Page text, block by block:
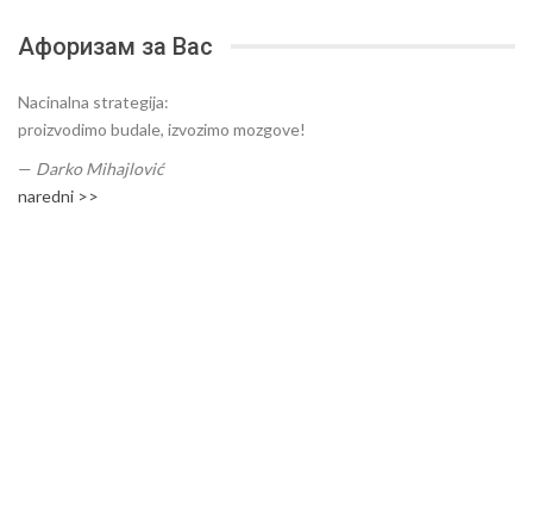
Афоризам за Вас
Nacinalna strategija:
proizvodimo budale, izvozimo mozgove!
— Darko Mihajlović
naredni >>